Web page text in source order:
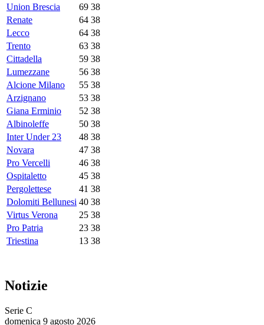
Union Brescia
69 38
Renate
64 38
Lecco
64 38
Trento
63 38
Cittadella
59 38
Lumezzane
56 38
Alcione Milano
55 38
Arzignano
53 38
Giana Erminio
52 38
Albinoleffe
50 38
Inter Under 23
48 38
Novara
47 38
Pro Vercelli
46 38
Ospitaletto
45 38
Pergolettese
41 38
Dolomiti Bellunesi 40 38
Virtus Verona
25 38
Pro Patria
23 38
Triestina
13 38
Notizie
Serie C
domenica 9 agosto 2026